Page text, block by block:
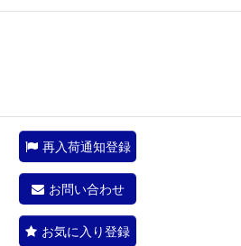
再入荷通知登録
お問い合わせ
お気に入り登録